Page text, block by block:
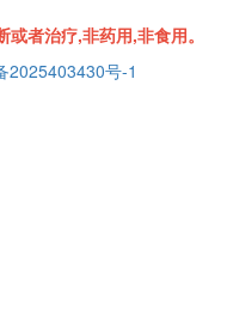
者治疗,非药用,非食用。
2025403430号-1